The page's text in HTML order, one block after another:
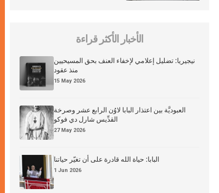
الأخبار الأكثر قراءة
نيجيريا: تضليل إعلامي لإخفاء العنف بحق المسيحيين
منذ عقود
15 May 2026
العبوديَّة بين اعتذار البابا لاوُن الرابع عشر وصرخة
القدِّيس شارل دي فوكو
27 May 2026
البابا: حياة الله قادرة على أن تغيّر حياتنا
1 Jun 2026